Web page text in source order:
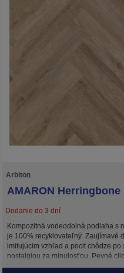
Arbiton
AMARON
Dodanie do 3 dní
Kompozitná vodeodolná podlaha s
je 100% recyklovateľný. Zaujímavé
imitujúcim vzhľad a pocit chôdze
nostalgiou za minulosťou. Pevné